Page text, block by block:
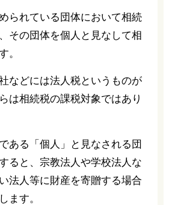
られている団体において相続
その団体を個人と見なして相
。
などには法人税というものが
は相続税の課税対象ではあり
ある「個人」と見なされる団
ると、宗教法人や学校法人な
法人等に財産を寄贈する場合
ます。